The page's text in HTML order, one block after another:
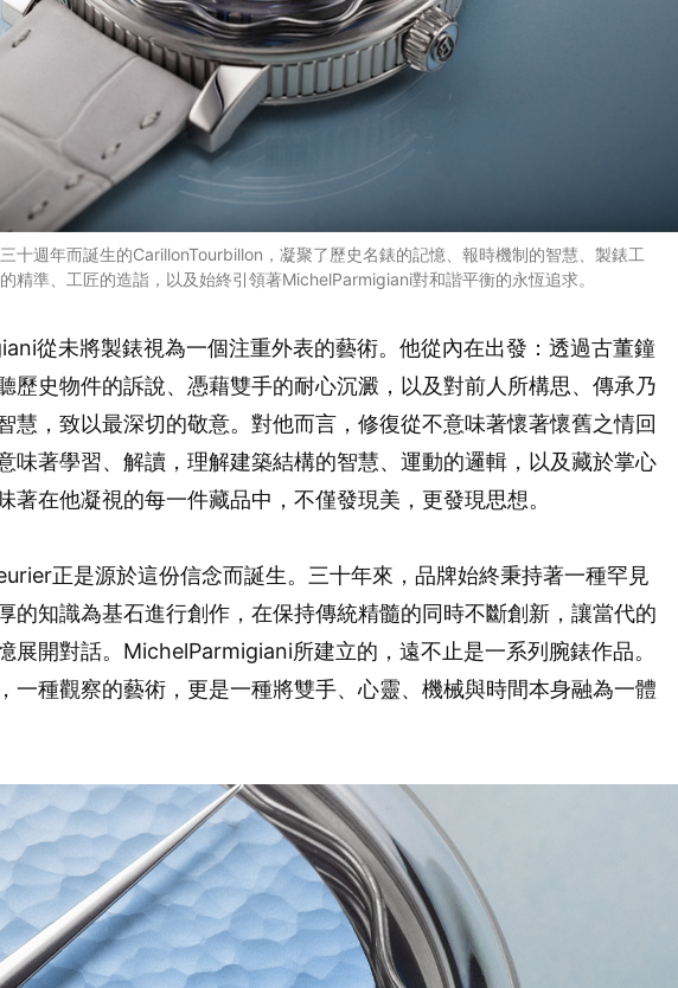
十週年而誕生的CarillonTourbillon，凝聚了歷史名錶的記憶、報時機制的智慧、製錶工
精準、工匠的造詣，以及始終引領著MichelParmigiani對和諧平衡的永恆追求。
從未將製錶視為一個注重外表的藝術。他從內在出發：透過古董鐘
歷史物件的訴說、憑藉雙手的耐心沉澱，以及對前人所構思、傳承乃
慧，致以最深切的敬意。對他而言，修復從不意味著懷著懷舊之情回
味著學習、解讀，理解建築結構的智慧、運動的邏輯，以及藏於掌心
著在他凝視的每一件藏品中，不僅發現美，更發現思想。
正是源於這份信念而誕生。三十年來，品牌始終秉持著一種罕見
的知識為基石進行創作，在保持傳統精髓的同時不斷創新，讓當代的
展開對話。MichelParmigiani所建立的，遠不止是一系列腕錶作品。
一種觀察的藝術，更是一種將雙手、心靈、機械與時間本身融為一體